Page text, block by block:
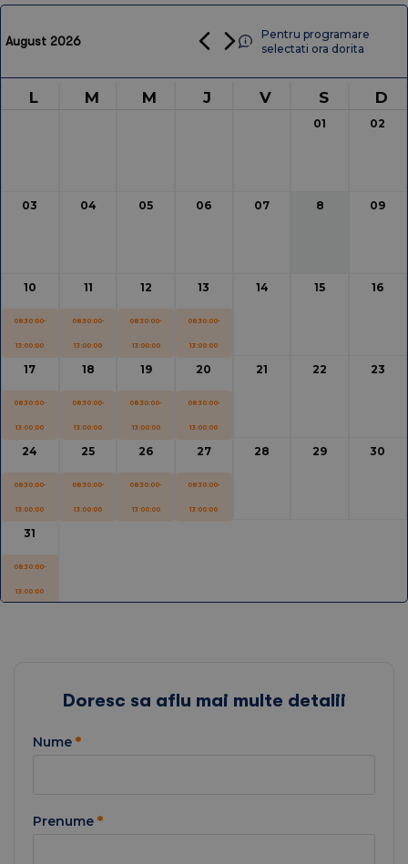
August 2026
Pentru programare
selectati ora dorita
L M M J V S D
01 02
03 04 05 06 07 8 09
10
08:30:00-
13:00:00
11
08:30:00-
13:00:00
12
08:30:00-
13:00:00
13
08:30:00-
13:00:00
14 15 16
17
08:30:00-
13:00:00
18
08:30:00-
13:00:00
19
08:30:00-
13:00:00
20
08:30:00-
13:00:00
21 22 23
24
08:30:00-
13:00:00
25
08:30:00-
13:00:00
26
08:30:00-
13:00:00
27
08:30:00-
13:00:00
28 29 30
31
08:30:00-
13:00:00
Doresc sa aflu mai multe detalii
Nume *
Prenume *